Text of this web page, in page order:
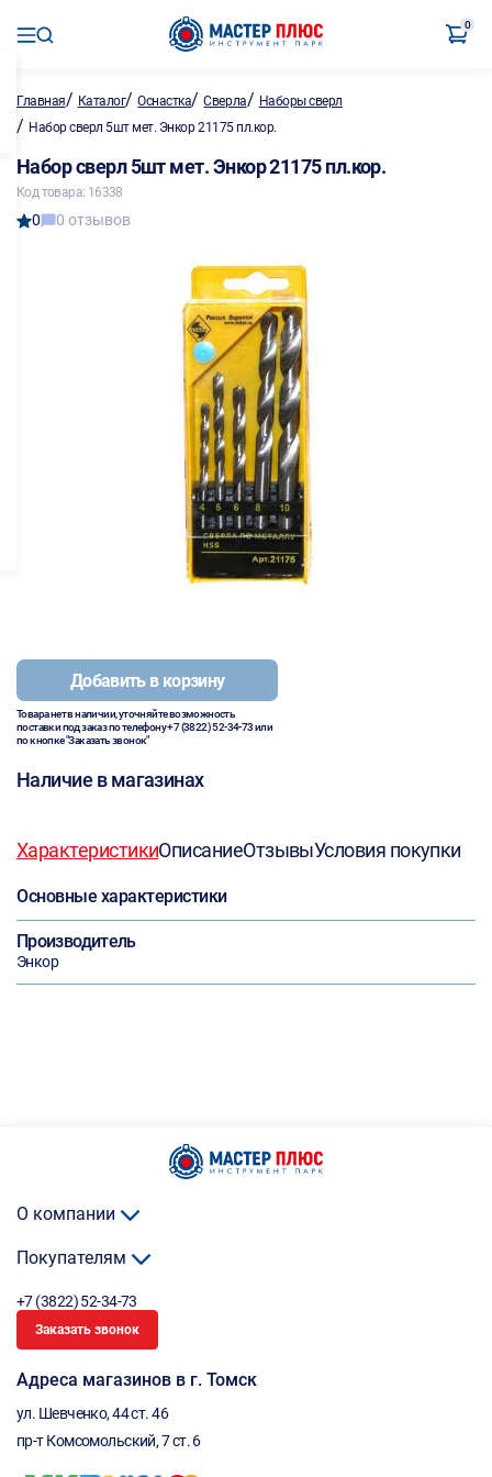
0
Главная/ Каталог/Оснастка/Сверла/ Наборы сверл
/ Набор сверл 5шт мет. Энкор 21175 пл.кор.
Набор сверл 5шт мет. Энкор 21175 пл.кор.
Код товара: 16338
0 0 отзывов
Добавить в корзину
Товара нет в наличии, уточняйте возможность
поставки под заказ по телефону+7 (3822) 52-34-73или
по кнопке "Заказать звонок"
Наличие в магазинах
ХарактеристикиОписаниеОтзывыУсловия покупки
Основные характеристики
Производитель
Энкор
О компании
Покупателям
+7 (3822) 52-34-73
Заказать звонок
Адреса магазинов в г. Томск
ул. Шевченко, 44 ст. 46
пр-т Комсомольский, 7 ст. 6